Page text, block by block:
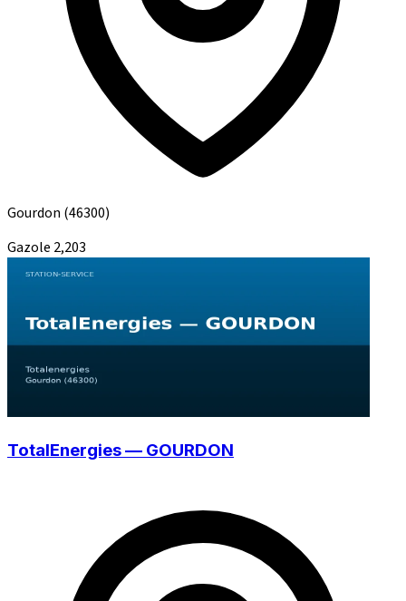
Gourdon (46300)
Gazole 2,203
TotalEnergies — GOURDON